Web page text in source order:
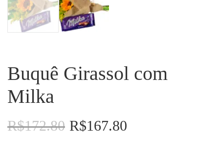
Buquê Girassol com
Milka
R$172.80 O
R$167.80